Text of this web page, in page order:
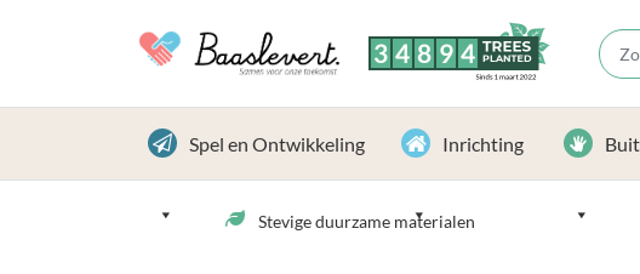
3 4 8 9 4 TREES
PLANTED
Sinds 1 maart 2022
Spel en Ontwikkeling Inrichting
Stevige duurzame materialen